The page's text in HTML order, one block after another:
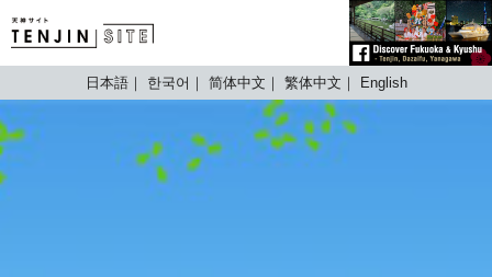
TENJIN SITE
日本語 한국어 简体中文 繁体中文 English